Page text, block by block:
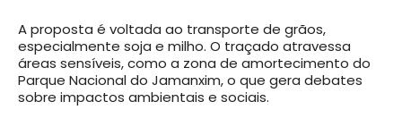
A proposta é voltada ao transporte de grãos,
especialmente soja e milho. O traçado atravessa
áreas sensíveis, como a zona de amortecimento do
Parque Nacional do Jamanxim, o que gera debates
sobre impactos ambientais e sociais.